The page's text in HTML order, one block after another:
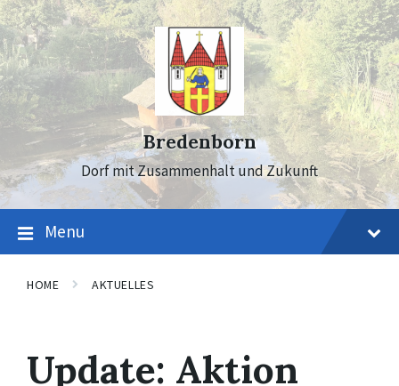
Skip
to
content
Skip
to
main
navigation
Skip
to
footer
Bredenborn
Dorf mit Zusammenhalt und Zukunft
Menu
HOME AKTUELLES
Update: Aktion